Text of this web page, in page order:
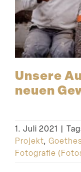
Unsere
neuen
1. Juli 2021 |
Projekt,
Fotografie